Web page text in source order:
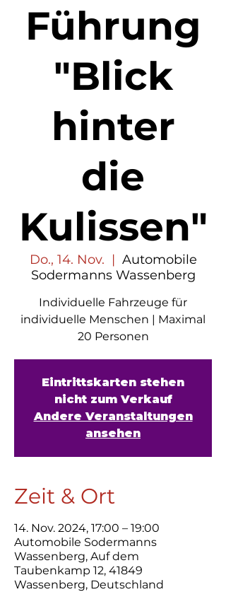
Führung
"Blick
hinter
die
Kulissen"
Do., 14. Nov.
  |
Automobile
Sodermanns Wassenberg
Individuelle Fahrzeuge für
individuelle Menschen | Maximal
20 Personen
Eintrittskarten stehen
nicht zum Verkauf
Andere Veranstaltungen
ansehen
Zeit & Ort
14. Nov. 2024, 17:00 – 19:00
Automobile Sodermanns
Wassenberg, Auf dem
Taubenkamp 12, 41849
Wassenberg, Deutschland